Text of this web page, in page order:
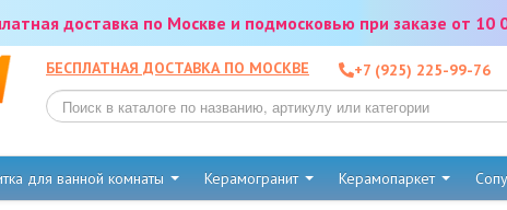
доставка по Москве и подмосковью при заказе от 10
БЕСПЛАТНАЯ ДОСТАВКА ПО МОСКВЕ +7 (925) 225-99-76
для ванной комнаты Керамогранит Керамопаркет